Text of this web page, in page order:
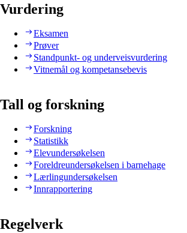
Vurdering
Eksamen
Prøver
Standpunkt- og underveisvurdering
Vitnemål og kompetansebevis
Tall og forskning
Forskning
Statistikk
Elevundersøkelsen
Foreldreundersøkelsen i barnehage
Lærlingundersøkelsen
Innrapportering
Regelverk